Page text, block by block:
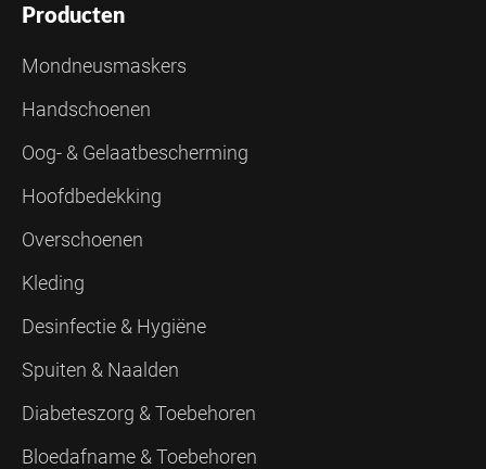
Producten
Mondneusmaskers
Handschoenen
Oog- & Gelaatbescherming
Hoofdbedekking
Overschoenen
Kleding
Desinfectie & Hygiëne
Spuiten & Naalden
Diabeteszorg & Toebehoren
Bloedafname & Toebehoren